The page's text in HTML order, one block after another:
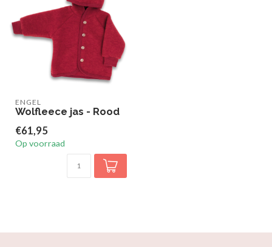
ENGEL
Wolfleece jas - Rood
€61,95
Op voorraad